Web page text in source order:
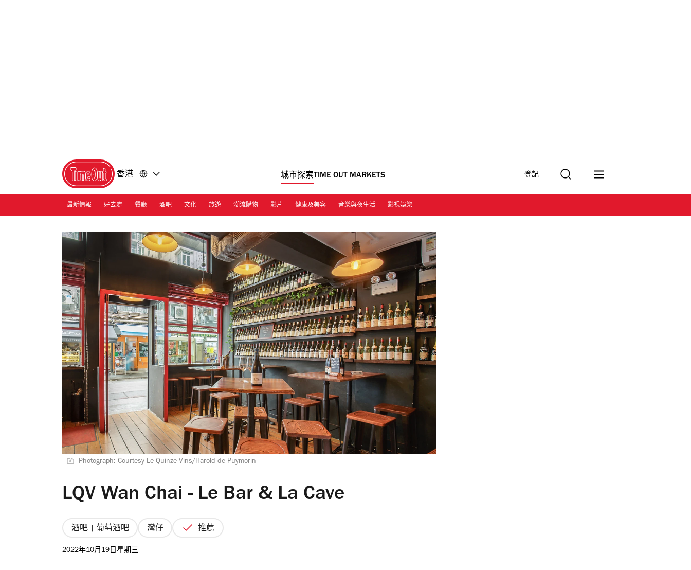
香港 城市探索TIME OUT MARKETS 登記
最新情報 好去處 餐廳 酒吧 文化 旅遊 潮流購物 影片 健康及美容 音樂與夜生活 影視娛樂
Photograph: Courtesy Le Quinze Vins/Harold de Puymorin
LQV Wan Chai - Le Bar & La Cave
酒吧 | 葡萄酒吧 灣仔 推薦
2022年10月19日星期三